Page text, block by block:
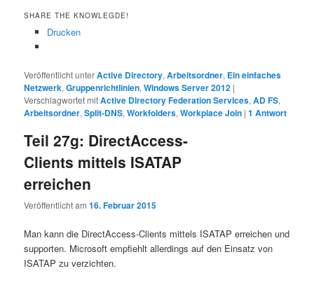
SHARE THE KNOWLEGDE!
Drucken
Veröffentlicht unterActive Directory,Arbeitsordner, Ein einfaches
Netzwerk,Gruppenrichtlinien,Windows Server 2012 |
Verschlagwortet mitActive Directory Federation Services,AD FS,
Arbeitsordner,Split-DNS,Workfolders,Workplace Join |1 Antwort
Teil 27g: DirectAccess-
Clients mittels ISATAP
erreichen
Veröffentlicht am16. Februar 2015
Man kann die DirectAccess-Clients mittels ISATAP erreichen und
supporten. Microsoft empfiehlt allerdings auf den Einsatz von
ISATAP zu verzichten.